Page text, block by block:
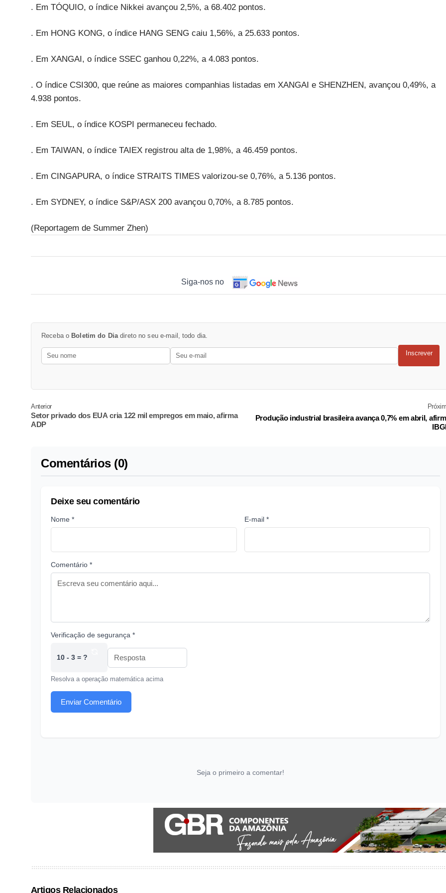
. Em TÓQUIO, o índice Nikkei avançou 2,5%, a 68.402 pontos.
. Em HONG KONG, o índice HANG SENG caiu 1,56%, a 25.633 pontos.
. Em XANGAI, o índice SSEC ganhou 0,22%, a 4.083 pontos.
. O índice CSI300, que reúne as maiores companhias listadas em XANGAI e SHENZHEN, avançou 0,49%, a
4.938 pontos.
. Em SEUL, o índice KOSPI permaneceu fechado.
. Em TAIWAN, o índice TAIEX registrou alta de 1,98%, a 46.459 pontos.
. Em CINGAPURA, o índice STRAITS TIMES valorizou-se 0,76%, a 5.136 pontos.
. Em SYDNEY, o índice S&P/ASX 200 avançou 0,70%, a 8.785 pontos.
(Reportagem de Summer Zhen)
Siga-nos no
Receba o Boletim do Dia direto no seu e-mail, todo dia.
Inscrever
Anterior
Setor privado dos EUA cria 122 mil empregos em maio, afirma
ADP
Produção industrial brasileira avança 0,7% em abril,
Comentários (0)
Deixe seu comentário
Nome * E-mail *
Comentário *
Verificação de segurança *
10 - 3 = ?
Resolva a operação matemática acima
Enviar Comentário
Seja o primeiro a comentar!
Artigos Relacionados